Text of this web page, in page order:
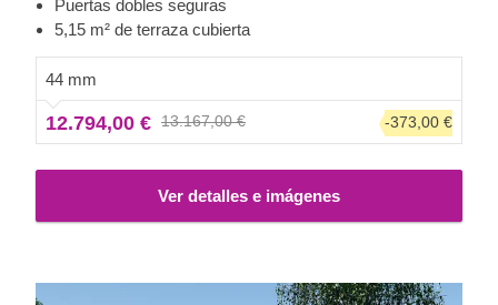
caseta de jardín. ¡Es hora de disfrutar de unas vacaciones
Puertas dobles seguras
5,15 m² de terraza cubierta
44 mm
12.794,00 € 13.167,00 € -373,00 €
Ver detalles e imágenes